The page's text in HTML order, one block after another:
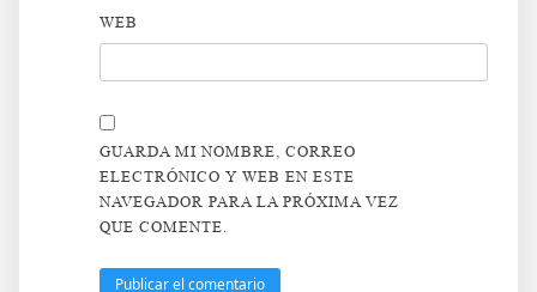
WEB
GUARDA MI NOMBRE, CORREO
ELECTRÓNICO Y WEB EN ESTE
NAVEGADOR PARA LA PRÓXIMA VEZ
QUE COMENTE.